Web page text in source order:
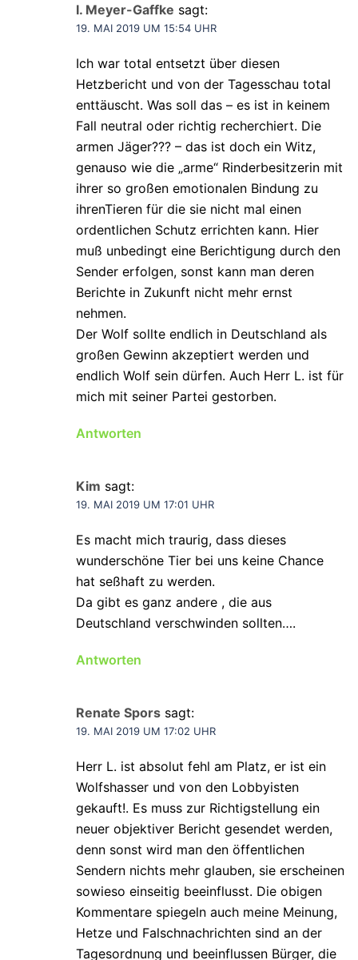
I. Meyer-Gaffke sagt:
19. MAI 2019 UM 15:54 UHR
Ich war total entsetzt über diesen
Hetzbericht und von der Tagesschau total
enttäuscht. Was soll das – es ist in keinem
Fall neutral oder richtig recherchiert. Die
armen Jäger??? – das ist doch ein Witz,
genauso wie die „arme“ Rinderbesitzerin mit
ihrer so großen emotionalen Bindung zu
ihrenTieren für die sie nicht mal einen
ordentlichen Schutz errichten kann. Hier
muß unbedingt eine Berichtigung durch den
Sender erfolgen, sonst kann man deren
Berichte in Zukunft nicht mehr ernst
nehmen.
Der Wolf sollte endlich in Deutschland als
großen Gewinn akzeptiert werden und
endlich Wolf sein dürfen. Auch Herr L. ist für
mich mit seiner Partei gestorben.
Antworten
Kim sagt:
19. MAI 2019 UM 17:01 UHR
Es macht mich traurig, dass dieses
wunderschöne Tier bei uns keine Chance
hat seßhaft zu werden.
Da gibt es ganz andere , die aus
Deutschland verschwinden sollten….
Antworten
Renate Spors sagt:
19. MAI 2019 UM 17:02 UHR
Herr L. ist absolut fehl am Platz, er ist ein
Wolfshasser und von den Lobbyisten
gekauft!. Es muss zur Richtigstellung ein
neuer objektiver Bericht gesendet werden,
denn sonst wird man den öffentlichen
Sendern nichts mehr glauben, sie erscheinen
sowieso einseitig beeinflusst. Die obigen
Kommentare spiegeln auch meine Meinung,
Hetze und Falschnachrichten sind an der
Tagesordnung und beeinflussen Bürger, die